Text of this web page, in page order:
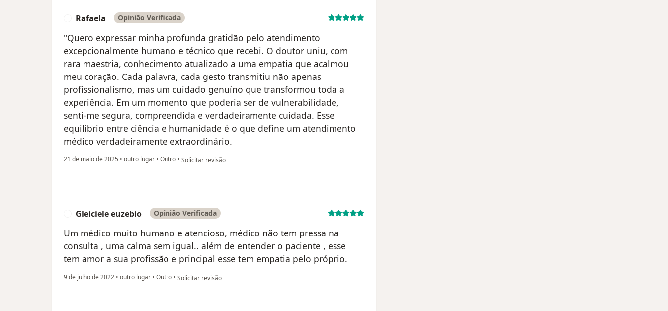
Rafaela Opinião Verificada
"Quero expressar minha profunda gratidão pelo atendimento
excepcionalmente humano e técnico que recebi. O doutor uniu, com
rara maestria, conhecimento atualizado a uma empatia que acalmou
meu coração. Cada palavra, cada gesto transmitiu não apenas
profissionalismo, mas um cuidado genuíno que transformou toda a
experiência. Em um momento que poderia ser de vulnerabilidade,
senti-me segura, compreendida e verdadeiramente cuidada. Esse
equilíbrio entre ciência e humanidade é o que define um atendimento
médico verdadeiramente extraordinário.
21 de maio de 2025 • outro lugar • Outro • na opinião do utilizador Rafaela
Solicitar revisão
Gleiciele euzebio Opinião Verificada
Um médico muito humano e atencioso, médico não tem pressa na
consulta , uma calma sem igual.. além de entender o paciente , esse
tem amor a sua profissão e principal esse tem empatia pelo próprio.
9 de julho de 2022 • outro lugar • Outro • na opinião do utilizador Gleiciele euzebio
Solicitar revisão